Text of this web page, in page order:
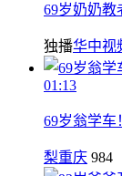
69岁奶奶教
独播华中视
01:13
69岁翁学车
梨重庆 984